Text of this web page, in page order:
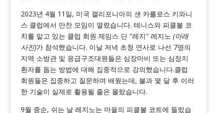
2023년 4월 11일, 미국 캘리포니아의 샌 카를로스 키와니
스 클럽에서 만찬 모임이 열렸습니다. 테니스와 피클볼 코
치를 맡고 있는 클럽 회원 제임스 딘 "레지" 레지노 (아래
사진)가 참석했습니다. 이날 저녁 초청 연사로 나선 7명의
지역 소방관 및 응급구조대원들은 심장마비 또는 심정지
환자를 돕는 방법에 대해 집중적으로 강의했습니다.클럽
회원들은 집중하고 질문하며 배웠는데, 불과 몇 달 후 이러
한 기술이 실제로 활용될 줄은 몰랐습니다.
9월 중순, 쉬는 날 레지노는 마을의 피클볼 코트에 들렀습